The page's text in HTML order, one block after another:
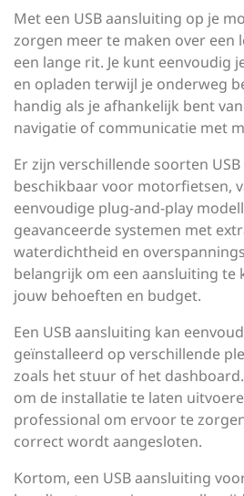
Met een USB aansluiting op je
zorgen meer te maken over een
een lange rit. Je kunt eenvoudig
en opladen terwijl je onderweg
handig als je afhankelijk bent
navigatie of communicatie met
Er zijn verschillende soorten
beschikbaar voor motorfietsen,
eenvoudige plug-and-play
geavanceerde systemen met
waterdichtheid en
belangrijk om een aansluiting te
jouw behoeften en budget.
Een USB aansluiting kan
geïnstalleerd op verschillende
zoals het stuur of het
om de installatie te laten
professional om ervoor te
correct wordt aangesloten.
Kortom, een USB aansluiting